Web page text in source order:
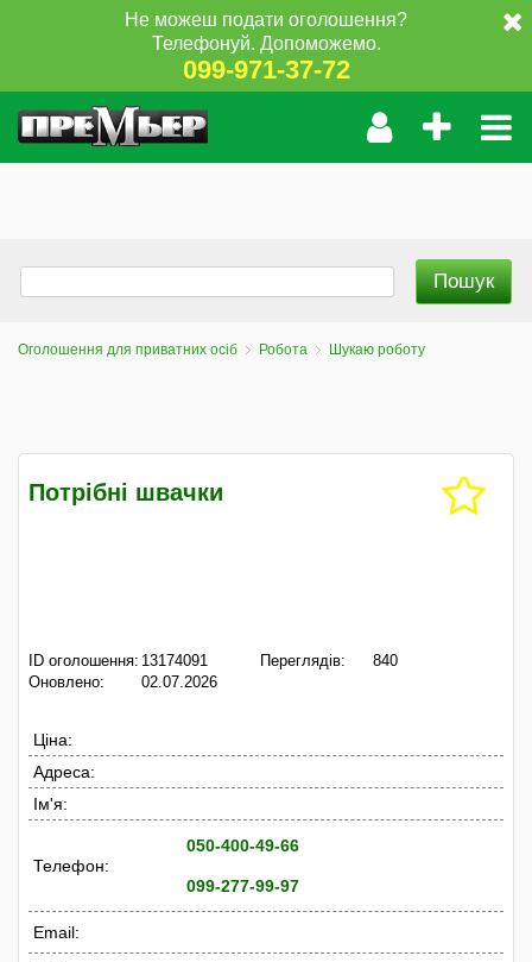
Не можеш подати оголошення?
Телефонуй. Допоможемо.
099-971-37-72
Оголошення для приватних осіб Робота Шукаю роботу
Потрібні швачки
ID оголошення: 13174091
Оновлено:
02.07.2026
Переглядів: 840
Ціна:
Адреса:
Ім'я:
Телефон:
050-400-49-66
099-277-99-97
Email: